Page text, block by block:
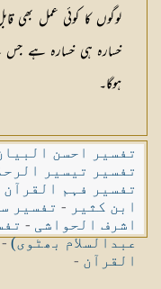
لوگوں کا کوئی عمل بھی
خسارہ ہی خسارہ ہے جس
ہوگا۔
تفسیر احسن
تفسیر تیسیر
تفسیر فہم القرآن
ابن کثیر - تفسیر
اشرف الحواشی -
عبدالسلام بھٹوی)
القرآن -